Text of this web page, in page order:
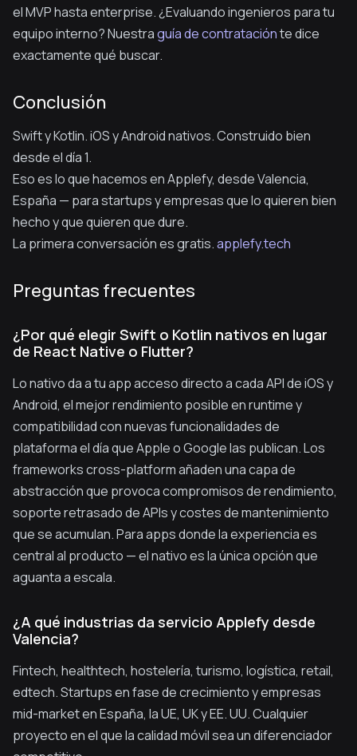
el MVP hasta enterprise. ¿Evaluando ingenieros para tu
equipo interno? Nuestraguía de contrataciónte dice
exactamente qué buscar.
Conclusión
Swift y Kotlin. iOS y Android nativos. Construido bien
desde el día 1.
Eso es lo que hacemos en Applefy, desde Valencia,
España — para startups y empresas que lo quieren bien
hecho y que quieren que dure.
La primera conversación es gratis.applefy.tech
Preguntas frecuentes
¿Por qué elegir Swift o Kotlin nativos en lugar
de React Native o Flutter?
Lo nativo da a tu app acceso directo a cada API de iOS y
Android, el mejor rendimiento posible en runtime y
compatibilidad con nuevas funcionalidades de
plataforma el día que Apple o Google las publican. Los
frameworks cross-platform añaden una capa de
abstracción que provoca compromisos de rendimiento,
soporte retrasado de APIs y costes de mantenimiento
que se acumulan. Para apps donde la experiencia es
central al producto — el nativo es la única opción que
aguanta a escala.
¿A qué industrias da servicio Applefy desde
Valencia?
Fintech, healthtech, hostelería, turismo, logística, retail,
edtech. Startups en fase de crecimiento y empresas
mid-market en España, la UE, UK y EE. UU. Cualquier
proyecto en el que la calidad móvil sea un diferenciador